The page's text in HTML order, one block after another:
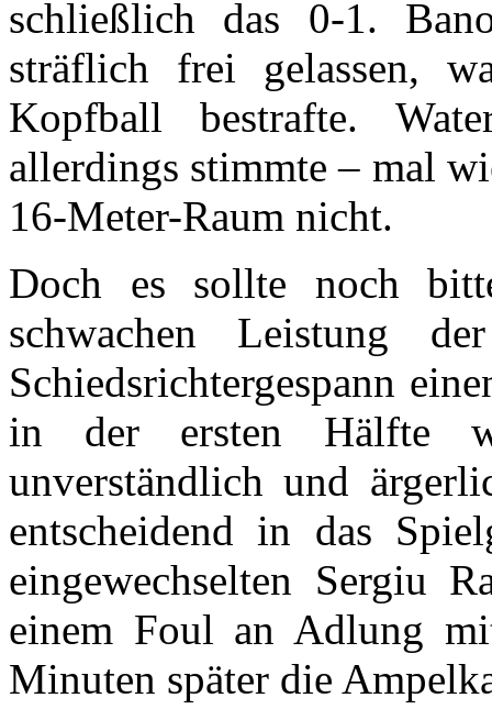
schließlich das 0-1.
sträflich frei gelassen,
Kopfball bestrafte.
allerdings stimmte – mal
16-Meter-Raum nicht.
Doch es sollte noch
schwachen Leistung
Schiedsrichtergespann
in der ersten Hälfte
unverständlich und
entscheidend in das
eingewechselten Sergiu
einem Foul an Adlung
Minuten später die